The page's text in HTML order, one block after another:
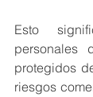
Esto
personales
protegidos
riesgos